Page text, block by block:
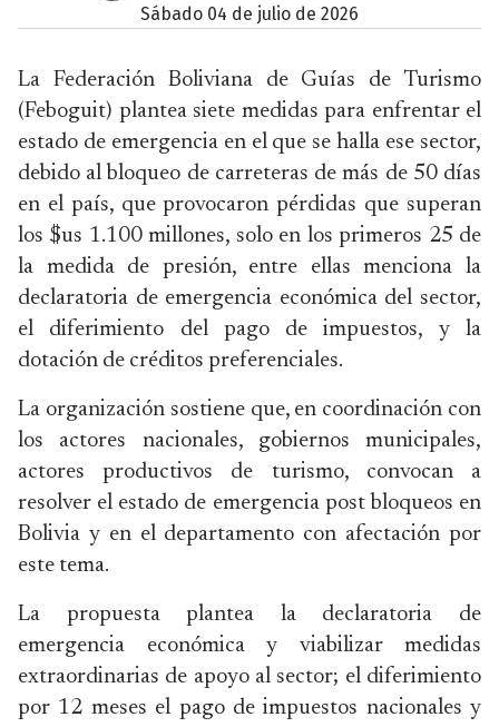
sábado 04 de julio de 2026
La Federación Boliviana de Guías de Turismo
(Feboguit) plantea siete medidas para enfrentar el
estado de emergencia en el que se halla ese sector,
debido al bloqueo de carreteras de más de 50 días
en el país, que provocaron pérdidas que superan
los $us 1.100 millones, solo en los primeros 25 de
la medida de presión, entre ellas menciona la
declaratoria de emergencia económica del sector,
el diferimiento del pago de impuestos, y la
dotación de créditos preferenciales.
La organización sostiene que, en coordinación con
los actores nacionales, gobiernos municipales,
actores productivos de turismo, convocan a
resolver el estado de emergencia post bloqueos en
Bolivia y en el departamento con afectación por
este tema.
La propuesta plantea la declaratoria de
emergencia económica y viabilizar medidas
extraordinarias de apoyo al sector; el diferimiento
por 12 meses el pago de impuestos nacionales y